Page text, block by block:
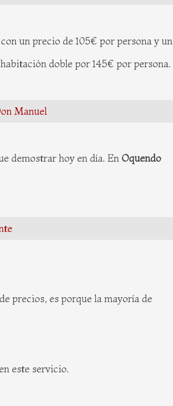
un precio de 105€ por persona y
doble por 145€ por persona.
Manuel
demostrar hoy en día. En Oquendo
precios, es porque la mayoría de
este servicio.